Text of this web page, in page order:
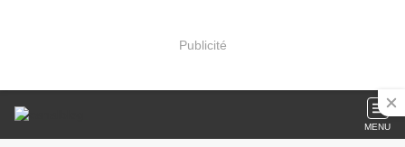
Publicité
MENU